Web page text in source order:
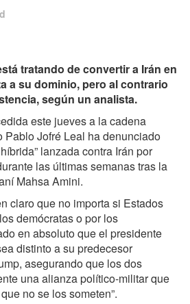
tratando de convertir a Irán en
a su dominio, pero al contrario
según un analista.
este jueves a la cadena
Pablo Jofré Leal ha denunciado
lanzada contra Irán por
las últimas semanas tras la
Mahsa Amini.
claro que no importa si Estados
demócratas o por los
en absoluto que el presidente
distinto a su predecesor
asegurando que los dos
una alianza político-militar que
no se los someten”.